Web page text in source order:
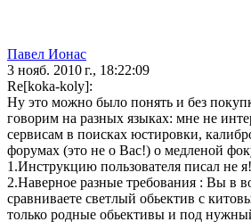
Павел Ионас
3 нояб. 2010 г., 18:22:09
Re[koka-koly]:
Ну это можно было понять и без
говорим на разных языках: мне не
сервисам в поисках юстировки,
форумах (это не о Вас!) о медленой
1.Инструкцию пользователя писал не я!
2.Наверное разные требования : Вы в
сравниваете светлый обьектив с
только родные обьективы и под